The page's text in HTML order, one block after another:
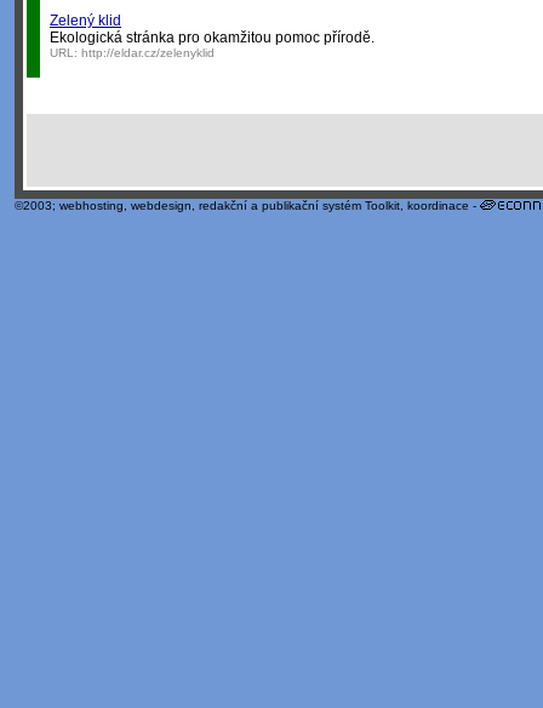
Zelený klid
Ekologická stránka pro okamžitou pomoc přírodě.
URL: http://eldar.cz/zelenyklid
©2003; webhosting webdesign redakční a publikační systém Toolkit , koordinace -